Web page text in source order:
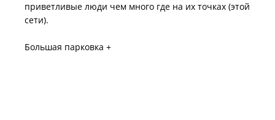
приветливые люди чем много где на их точках (этой
сети).
Большая парковка +